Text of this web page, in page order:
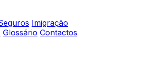
Imigração
Glossário Contactos